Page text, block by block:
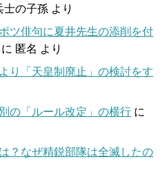
士の子孫 より
ツ俳句に夏井先生の添削を付
に 匿名 より
り「天皇制廃止」の検討をす
の「ルール改定」の横行 に
？なぜ精鋭部隊は全滅したの